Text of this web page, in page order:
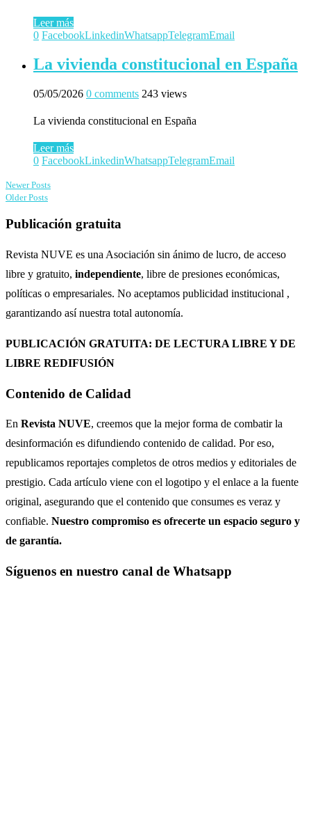
Leer más
0 FacebookLinkedinWhatsappTelegramEmail
La vivienda constitucional en España
05/05/2026 0 comments 243 views
La vivienda constitucional en España
Leer más
0 FacebookLinkedinWhatsappTelegramEmail
Newer Posts
Older Posts
Publicación gratuita
Revista NUVE es una Asociación sin ánimo de lucro, de acceso
libre y gratuito, independiente, libre de presiones económicas,
políticas o empresariales. No aceptamos publicidad institucional ,
garantizando así nuestra total autonomía.
PUBLICACIÓN GRATUITA: DE LECTURA LIBRE Y DE
LIBRE REDIFUSIÓN
Contenido de Calidad
En Revista NUVE, creemos que la mejor forma de combatir la
desinformación es difundiendo contenido de calidad. Por eso,
republicamos reportajes completos de otros medios y editoriales de
prestigio. Cada artículo viene con el logotipo y el enlace a la fuente
original, asegurando que el contenido que consumes es veraz y
confiable. Nuestro compromiso es ofrecerte un espacio seguro y
de garantía.
Síguenos en nuestro canal de Whatsapp